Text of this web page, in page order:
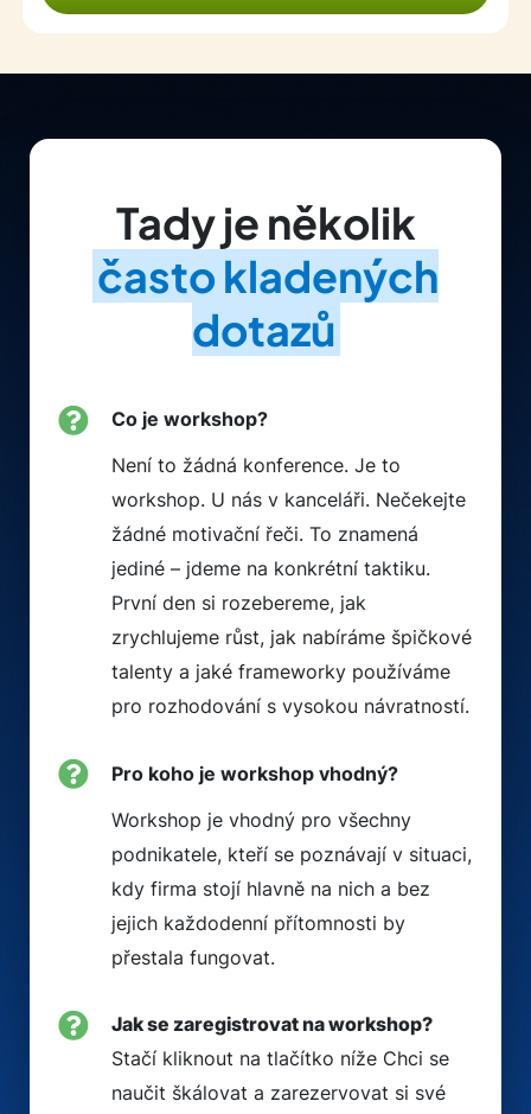
Tady je několik
často kladených
dotazů
Co je workshop?
Není to žádná konference. Je to
workshop. U nás v kanceláři. Nečekejte
žádné motivační řeči. To znamená
jediné – jdeme na konkrétní taktiku.
První den si rozebereme, jak
zrychlujeme růst, jak nabíráme špičkové
talenty a jaké frameworky používáme
pro rozhodování s vysokou návratností.
Pro koho je workshop vhodný?
Workshop je vhodný pro všechny
podnikatele, kteří se poznávají v situaci,
kdy firma stojí hlavně na nich a bez
jejich každodenní přítomnosti by
přestala fungovat.
Jak se zaregistrovat na workshop?
Stačí kliknout na tlačítko níže Chci se
naučit škálovat a zarezervovat si své